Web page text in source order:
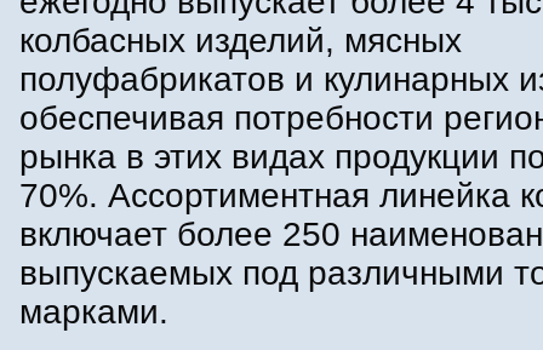
колбасных изделий, мясных
полуфабрикатов и кулинарных
обеспечивая потребности
рынка в этих видах продукции
70%. Ассортиментная линейка
включает более 250
выпускаемых под различными
марками.